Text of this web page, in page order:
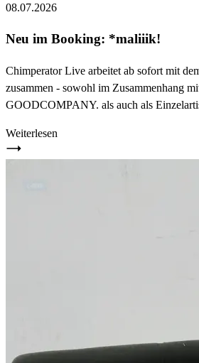
08.07.2026
Neu im Booking: *maliiik!
Chimperator Live arbeitet ab sofort mit
zusammen - sowohl im Zusammenhang
GOODCOMPANY. als auch als
Weiterlesen